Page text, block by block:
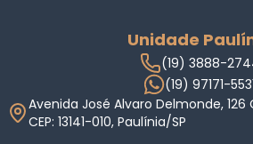
Unidade
(19) 3888-
(19) 97171-
Avenida José Alvaro Delmonde,
CEP: 13141-010, Paulínia/SP